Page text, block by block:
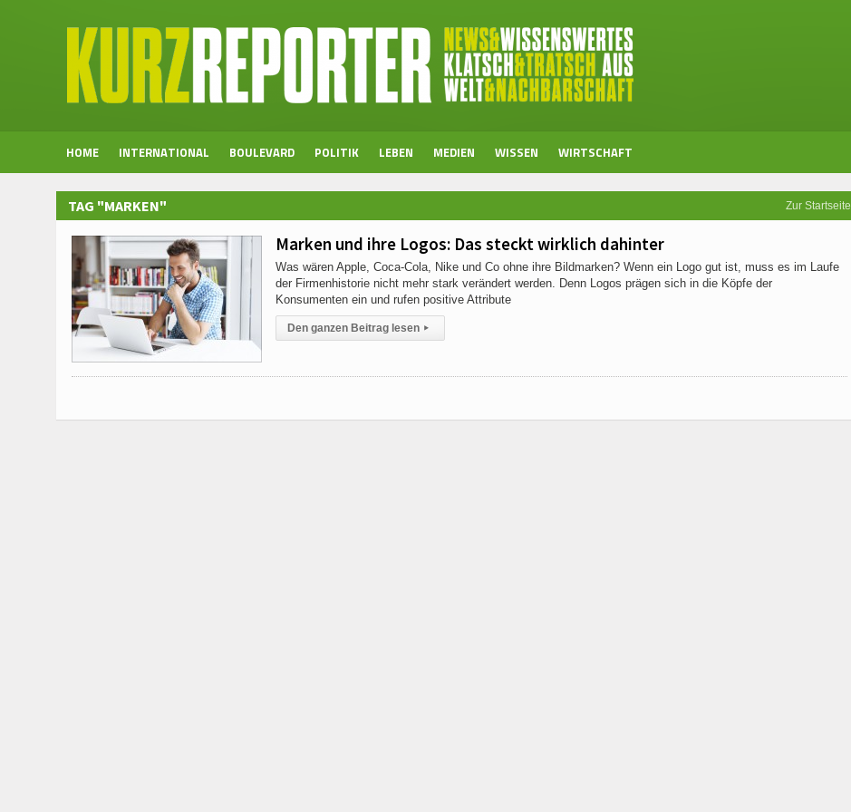
HOME INTERNATIONAL BOULEVARD POLITIK LEBEN MEDIEN WISSEN WIRTSCHAFT
Zur Startseite
TAG "MARKEN"
Marken und ihre Logos: Das steckt wirklich dahinter
Was wären Apple, Coca-Cola, Nike und Co ohne ihre Bildmarken? Wenn ein Logo gut ist, muss es im Laufe
der Firmenhistorie nicht mehr stark verändert werden. Denn Logos prägen sich in die Köpfe der
Konsumenten ein und rufen positive Attribute
Den ganzen Beitrag lesen ▸